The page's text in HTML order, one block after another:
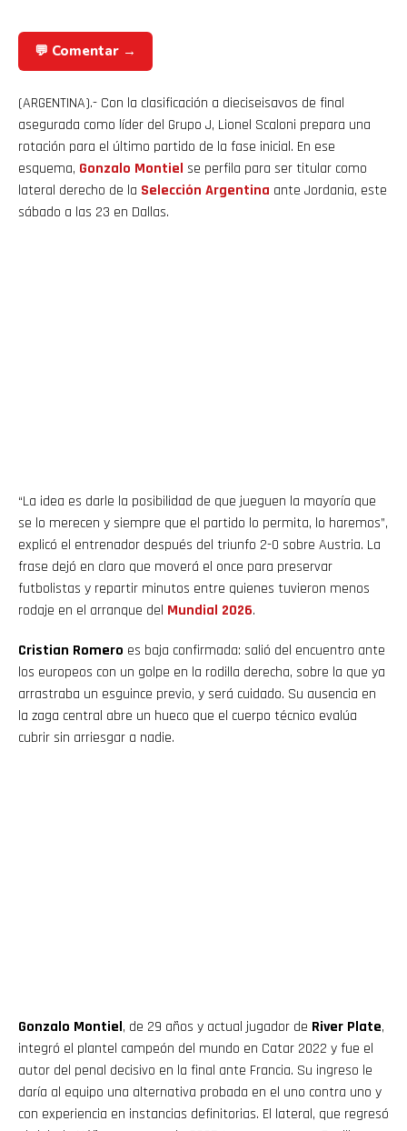
💬 Comentar →
(ARGENTINA).- Con la clasificación a dieciseisavos de final
asegurada como líder del Grupo J, Lionel Scaloni prepara una
rotación para el último partido de la fase inicial. En ese
esquema, Gonzalo Montiel se perfila para ser titular como
lateral derecho de la Selección Argentina ante Jordania, este
sábado a las 23 en Dallas.
“La idea es darle la posibilidad de que jueguen la mayoría que
se lo merecen y siempre que el partido lo permita, lo haremos”,
explicó el entrenador después del triunfo 2-0 sobre Austria. La
frase dejó en claro que moverá el once para preservar
futbolistas y repartir minutos entre quienes tuvieron menos
rodaje en el arranque del Mundial 2026.
Cristian Romero es baja confirmada: salió del encuentro ante
los europeos con un golpe en la rodilla derecha, sobre la que ya
arrastraba un esguince previo, y será cuidado. Su ausencia en
la zaga central abre un hueco que el cuerpo técnico evalúa
cubrir sin arriesgar a nadie.
Gonzalo Montiel, de 29 años y actual jugador de River Plate,
integró el plantel campeón del mundo en Catar 2022 y fue el
autor del penal decisivo en la final ante Francia. Su ingreso le
daría al equipo una alternativa probada en el uno contra uno y
con experiencia en instancias definitorias. El lateral, que regresó